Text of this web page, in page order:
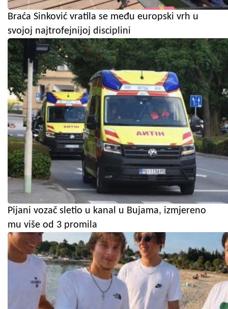
Braća Sinković vratila se među europski vrh u
svojoj najtrofejnijoj disciplini
Pijani vozač sletio u kanal u Bujama, izmjereno
mu više od 3 promila